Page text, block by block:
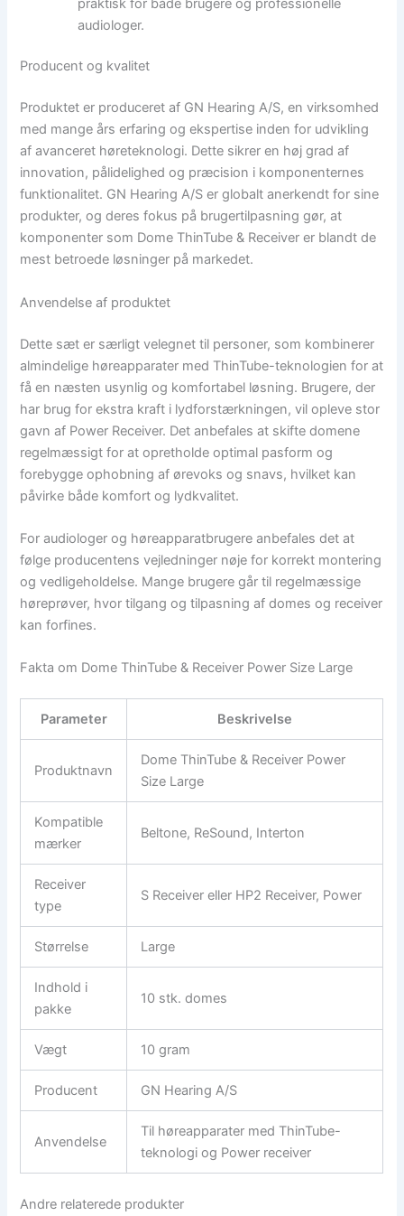
praktisk for både brugere og professionelle
audiologer.
Producent og kvalitet
Produktet er produceret af GN Hearing A/S, en virksomhed
med mange års erfaring og ekspertise inden for udvikling
af avanceret høreteknologi. Dette sikrer en høj grad af
innovation, pålidelighed og præcision i komponenternes
funktionalitet. GN Hearing A/S er globalt anerkendt for sine
produkter, og deres fokus på brugertilpasning gør, at
komponenter som Dome ThinTube & Receiver er blandt de
mest betroede løsninger på markedet.
Anvendelse af produktet
Dette sæt er særligt velegnet til personer, som kombinerer
almindelige høreapparater med ThinTube-teknologien for at
få en næsten usynlig og komfortabel løsning. Brugere, der
har brug for ekstra kraft i lydforstærkningen, vil opleve stor
gavn af Power Receiver. Det anbefales at skifte domene
regelmæssigt for at opretholde optimal pasform og
forebygge ophobning af ørevoks og snavs, hvilket kan
påvirke både komfort og lydkvalitet.
For audiologer og høreapparatbrugere anbefales det at
følge producentens vejledninger nøje for korrekt montering
og vedligeholdelse. Mange brugere går til regelmæssige
høreprøver, hvor tilgang og tilpasning af domes og receiver
kan forfines.
Fakta om Dome ThinTube & Receiver Power Size Large
Parameter Beskrivelse
Produktnavn
Dome ThinTube & Receiver Power
Size Large
Kompatible
mærker
Beltone, ReSound, Interton
Receiver
type
S Receiver eller HP2 Receiver, Power
Størrelse Large
Indhold i
pakke
10 stk. domes
Vægt 10 gram
Producent GN Hearing A/S
Anvendelse
Til høreapparater med ThinTube-
teknologi og Power receiver
Andre relaterede produkter